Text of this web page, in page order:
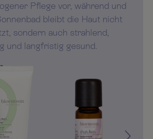
Pflege vor, während und
bleibt die Haut nicht
sondern auch strahlend,
und langfristig gesund.